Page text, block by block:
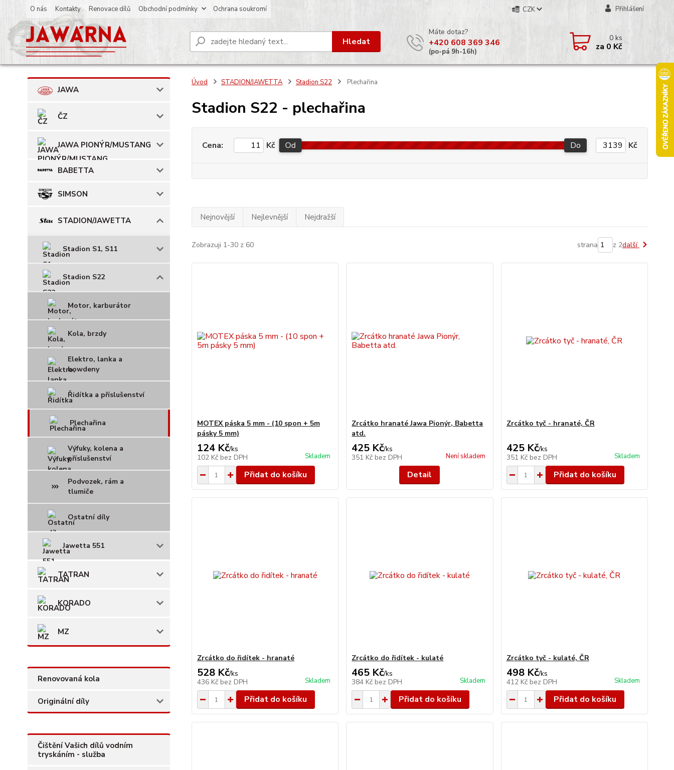
O nás Kontakty Renovace dílů Obchodní podmínky Ochrana soukromí CZK Přihlášení
Hledat
Máte dotaz?
+420 608 369 346
(po-pá 9h-16h)
0ks
za 0 Kč
JAWA
ČZ
JAWA PIONÝR/MUSTANG
BABETTA
SIMSON
STADION/JAWETTA
Stadion S1, S11
Stadion S22
Motor, karburátor
Kola, brzdy
Elektro, lanka a
bowdeny
Řidítka a příslušenství
Plechařina
Výfuky, kolena a
příslušenství
Podvozek, rám a
tlumiče
Ostatní díly
Jawetta 551
TATRAN
KORADO
MZ
Renovovaná kola
Originální díly
Čištění Vašich dílů vodním
tryskáním - služba
Úvod STADION/JAWETTA Stadion S22 Plechařina
Stadion S22 - plechařina
Cena: Kč Od Do Kč
Nejnovější Nejlevnější Nejdražší
Zobrazuji 1-30 z 60 strana z 2další
MOTEX páska 5 mm - (10 spon + 5m
pásky 5 mm)
124 Kč/ks
102 Kč bez DPH Skladem
Přidat do košíku
Zrcátko hranaté Jawa Pionýr, Babetta
atd.
425 Kč/ks
351 Kč bez DPH Není skladem
Detail
Zrcátko tyč - hranaté, ČR
425 Kč/ks
351 Kč bez DPH Skladem
Přidat do košíku
Zrcátko do řidítek - hranaté
528 Kč/ks
436 Kč bez DPH Skladem
Přidat do košíku
Zrcátko do řidítek - kulaté
465 Kč/ks
384 Kč bez DPH Skladem
Přidat do košíku
Zrcátko tyč - kulaté, ČR
498 Kč/ks
412 Kč bez DPH Skladem
Přidat do košíku